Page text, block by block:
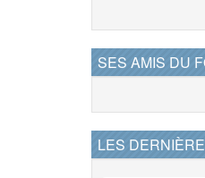
SES AMIS DU
LES